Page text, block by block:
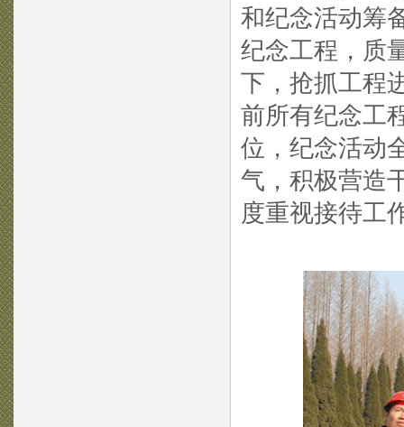
和纪念活动筹
纪念工程，质
下，抢抓工程
前所有纪念工
位，纪念活动
气，积极营造
度重视接待工